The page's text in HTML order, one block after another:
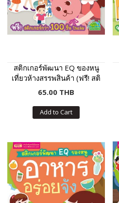
สติกเกอร์พัฒนา EQ ของหนู
เที่ยวห้างสรรพสินค้า (ฟรี! สติ
กเกอร์กว่า 100 ชิ้น ในเล่ม)
65.00 THB
Add to Cart